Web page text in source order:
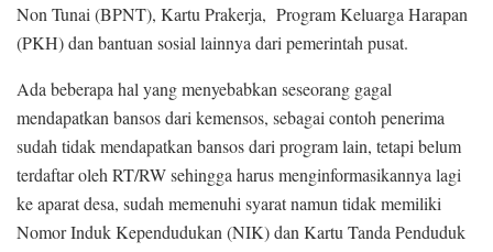
Non Tunai (BPNT), Kartu Prakerja, Program Keluarga Harapan
(PKH) dan bantuan sosial lainnya dari pemerintah pusat.
Ada beberapa hal yang menyebabkan seseorang gagal
mendapatkan bansos dari kemensos, sebagai contoh penerima
sudah tidak mendapatkan bansos dari program lain, tetapi belum
terdaftar oleh RT/RW sehingga harus menginformasikannya lagi
ke aparat desa, sudah memenuhi syarat namun tidak memiliki
Nomor Induk Kependudukan (NIK) dan Kartu Tanda Penduduk